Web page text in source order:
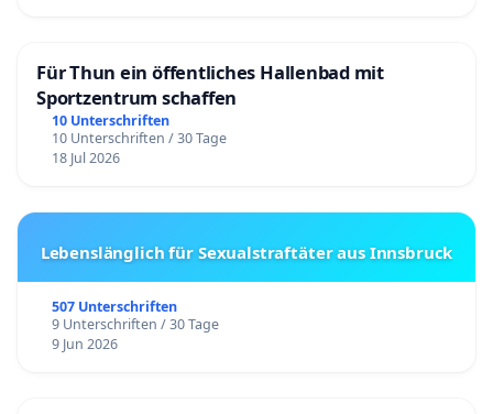
Für Thun ein öffentliches Hallenbad mit
Sportzentrum schaffen
10 Unterschriften
10 Unterschriften / 30 Tage
18 Jul 2026
Lebenslänglich für Sexualstraftäter aus Innsbruck
507 Unterschriften
9 Unterschriften / 30 Tage
9 Jun 2026